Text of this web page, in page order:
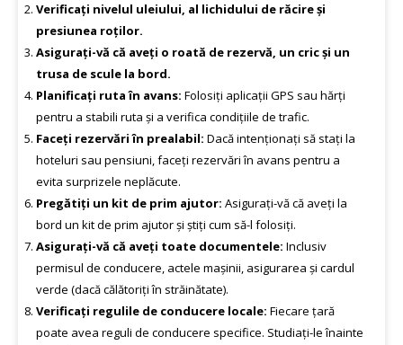
Verificați nivelul uleiului, al lichidului de răcire și
presiunea roților.
Asigurați-vă că aveți o roată de rezervă, un cric și un
trusa de scule la bord.
Planificați ruta în avans: Folosiți aplicații GPS sau hărți
pentru a stabili ruta și a verifica condițiile de trafic.
Faceți rezervări în prealabil: Dacă intenționați să stați la
hoteluri sau pensiuni, faceți rezervări în avans pentru a
evita surprizele neplăcute.
Pregătiți un kit de prim ajutor: Asigurați-vă că aveți la
bord un kit de prim ajutor și știți cum să-l folosiți.
Asigurați-vă că aveți toate documentele: Inclusiv
permisul de conducere, actele mașinii, asigurarea și cardul
verde (dacă călătoriți în străinătate).
Verificați regulile de conducere locale: Fiecare țară
poate avea reguli de conducere specifice. Studiați-le înainte